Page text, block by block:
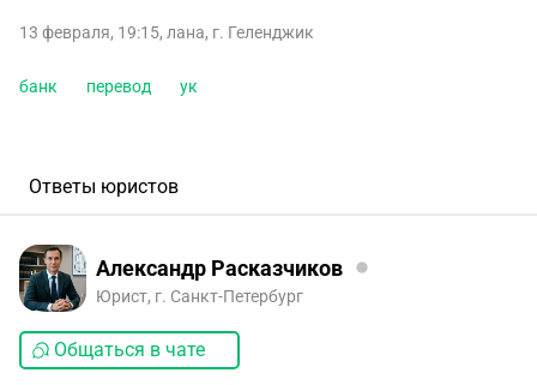
13 февраля, 19:15, лана, г. Геленджик
банк перевод ук
Ответы юристов
Александр Расказчиков
Юрист, г. Санкт-Петербург
Общаться в чате